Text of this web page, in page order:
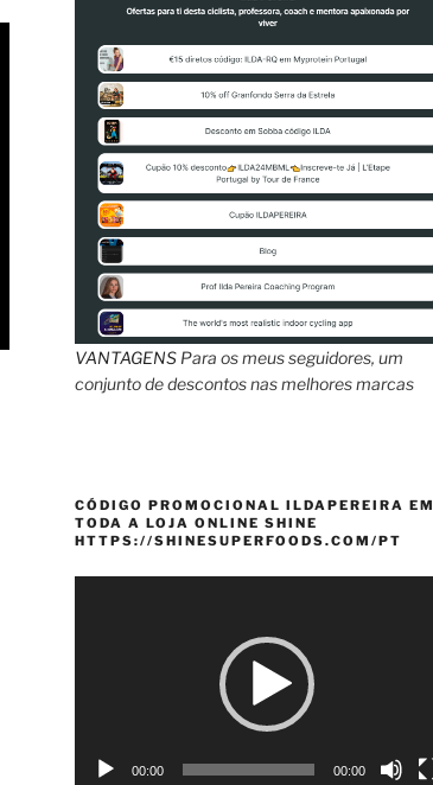
VANTAGENSPara os meus seguidores, um
conjunto de descontos nas melhores marcas
CÓDIGO PROMOCIONAL ILDAPEREIRA EM
TODA A LOJA ONLINE SHINE
HTTPS://SHINESUPERFOODS.COM/PT
00:00 00:00